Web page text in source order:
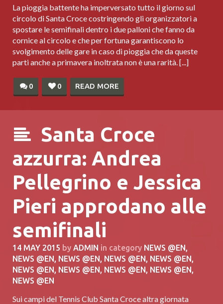
La pioggia battente ha imperversato tutto il giorno sul
circolo di Santa Croce costringendo gli organizzatori a
spostare le semifinali dentro i due palloni che fanno da
cornice al circolo e che per fortuna garantiscono lo
svolgimento delle gare in caso di pioggia che da queste
parti anche a primavera inoltrata non è una rarità. [...]
0 0 READ MORE
Santa Croce
azzurra: Andrea
Pellegrino e Jessica
Pieri approdano alle
semifinali
14 MAY 2015 by ADMIN in category NEWS @EN,
NEWS @EN, NEWS @EN, NEWS @EN, NEWS @EN,
NEWS @EN, NEWS @EN, NEWS @EN, NEWS @EN,
NEWS @EN
Sui campi del Tennis Club Santa Croce altra giornata